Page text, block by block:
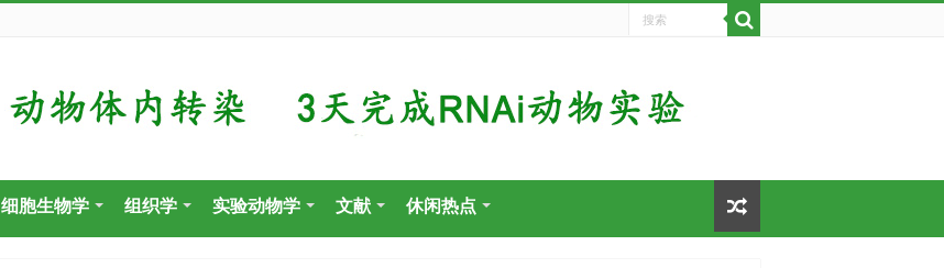
细胞生物学 组织学 实验动物学 文献 休闲热点